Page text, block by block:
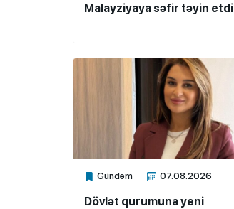
Malayziyaya səfir təyin etdi
Gündəm 07.08.2026
Xalq.Online
Dövlət qurumuna yeni